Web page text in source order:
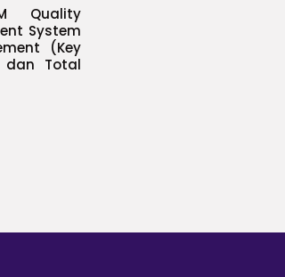
Quality
System
(Key
dan Total